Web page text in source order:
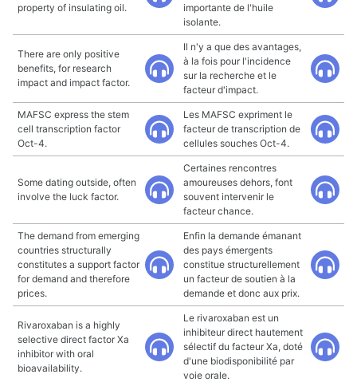
property of insulating oil.
importante de l'huile
isolante.
There are only positive
benefits, for research
impact and impact factor.
Il n'y a que des avantages,
à la fois pour l'incidence
sur la recherche et le
facteur d'impact.
MAFSC express the stem
cell transcription factor
Oct-4.
Les MAFSC expriment le
facteur de transcription de
cellules souches Oct-4.
Some dating outside, often
involve the luck factor.
Certaines rencontres
amoureuses dehors, font
souvent intervenir le
facteur chance.
The demand from emerging
countries structurally
constitutes a support factor
for demand and therefore
prices.
Enfin la demande émanant
des pays émergents
constitue structurellement
un facteur de soutien à la
demande et donc aux prix.
Rivaroxaban is a highly
selective direct factor Xa
inhibitor with oral
bioavailability.
Le rivaroxaban est un
inhibiteur direct hautement
sélectif du facteur Xa, doté
d'une biodisponibilité par
voie orale.